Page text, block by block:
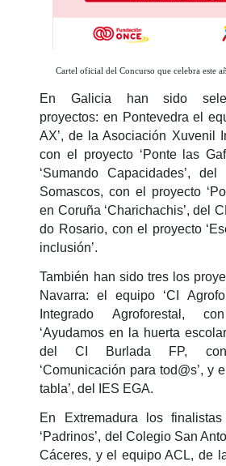
Cartel oficial del Concurso que celebra este
En Galicia han sido
proyectos: en Pontevedra el
AX’, de la Asociación Xuvenil
con el proyecto ‘Ponte las
‘Sumando Capacidades’,
Somascos, con el proyecto
en Coruña ‘Charichachis’, del
do Rosario, con el proyecto
inclusión’.
También han sido tres los
Navarra: el equipo ‘CI
Integrado Agroforestal,
‘Ayudamos en la huerta
del CI Burlada FP,
‘Comunicación para tod@s’, y
tabla’, del IES EGA.
En Extremadura los
‘Padrinos’, del Colegio San
Cáceres, y el equipo ACL, de